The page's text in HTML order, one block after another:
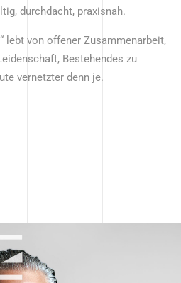
durchdacht, praxisnah.
lebt von offener Zusammenarbeit,
Bestehendes zu
vernetzter denn je.